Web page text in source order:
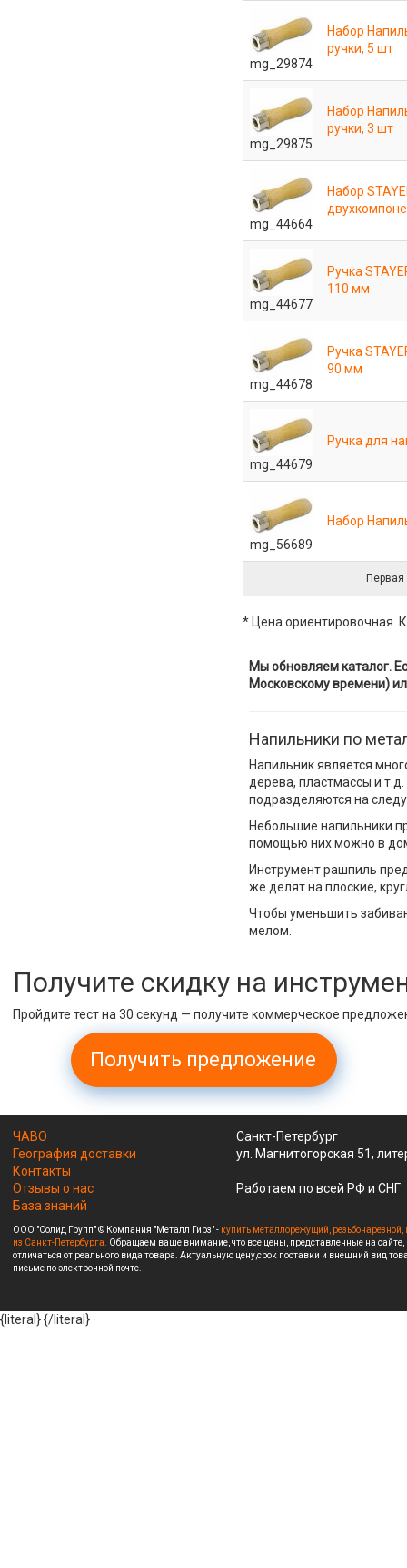
mg_29874
Набор
ручки, 5 шт
mg_29875
Набор
ручки, 3 шт
mg_44664
Набор
mg_44677
Ручка
110 мм
mg_44678
Ручка
90 мм
mg_44679
Ручка для
mg_56689
Набор
Первая
* Цена ориентировочная.
Мы обновляем каталог.
Московскому времени)
Напильники по
Напильник является
дерева, пластмассы и
подразделяются на
Небольшие напильники
помощью них можно в
Инструмент рашпиль
же делят на плоские,
Чтобы уменьшить
мелом.
Получите скидку на
Пройдите тест на 30 секунд — получите коммерческое
Получить предложение
ЧАВО
География доставки
Контакты
Отзывы о нас
База знаний
Санкт-Петербург
ул. Магнитогорская 51,
Работаем по всей РФ и СНГ
ООО "Солид Групп" © Компания "Металл Гирз" - купить металлорежущий,
из Санкт-Петербурга. Обращаем ваше внимание, что все цены, представленные на
отличаться от реального вида товара. Актуальную цену,срок поставки и внешний вид
письме по электронной почте.
{literal}{/literal}